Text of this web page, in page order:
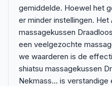
gemiddelde. Hoewel het
er minder instellingen. Het
massagekussen
een veelgezochte
we waarderen is de
shiatsu massagekussen
Nekmass... is